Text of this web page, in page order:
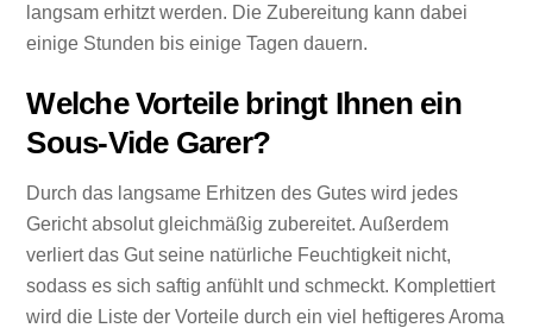
langsam erhitzt werden. Die Zubereitung kann dabei
einige Stunden bis einige Tagen dauern.
Welche Vorteile bringt Ihnen ein
Sous-Vide Garer?
Durch das langsame Erhitzen des Gutes wird jedes
Gericht absolut gleichmäßig zubereitet. Außerdem
verliert das Gut seine natürliche Feuchtigkeit nicht,
sodass es sich saftig anfühlt und schmeckt. Komplettiert
wird die Liste der Vorteile durch ein viel heftigeres Aroma